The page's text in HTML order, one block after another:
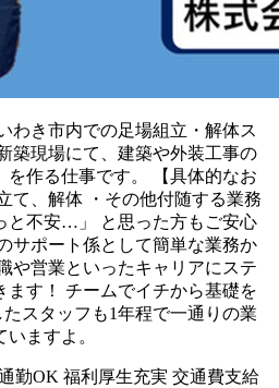
わき市内での足場組立・解体ス
築現場にて、建築や外装工事の
を作る仕事です。 【具体的なお
て、解体 ・その他付随する業務
と不安…」 と思った方もご安心
サポート係として簡単な業務か
や営業といったキャリアにステ
ます！ チームでイチから基礎を
スタッフも1年程で一通りの業
ますよ。
勤OK 福利厚生充実 交通費支給